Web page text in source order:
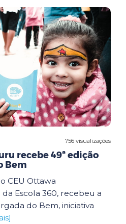
756 visualizações
recebe 49ª edição
Bem
CEU Ottawa
Escola 360, recebeu a
do Bem, iniciativa